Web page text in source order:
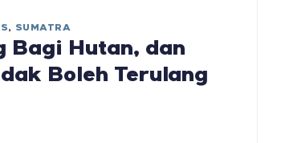
, SUMATRA
Bagi Hutan, dan
Boleh Terulang